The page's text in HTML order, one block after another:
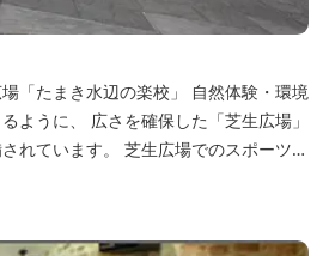
「たまき水辺の楽校」 自然体験・環境
ように、 広さを確保した「芝生広場」
生広場でのスポーツや
での乗り入れも可能なため、オートキ
ため、バーベキュ